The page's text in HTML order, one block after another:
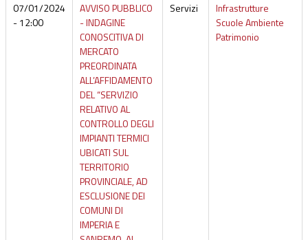
07/01/2024
- 12:00
AVVISO PUBBLICO
- INDAGINE
CONOSCITIVA DI
MERCATO
PREORDINATA
ALL’AFFIDAMENTO
DEL “SERVIZIO
RELATIVO AL
CONTROLLO DEGLI
IMPIANTI TERMICI
UBICATI SUL
TERRITORIO
PROVINCIALE, AD
ESCLUSIONE DEI
COMUNI DI
IMPERIA E
Servizi
Infrastrutture
Scuole Ambiente
Patrimonio